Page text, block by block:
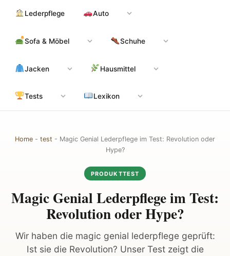
Inhalt
Lederpflege Auto
Sofa & Möbel Schuhe
Jacken Hausmittel
Tests Lexikon
Home - test - Magic Genial Lederpflege im Test: Revolution oder
Hype?
PRODUKTTEST
Magic Genial Lederpflege im Test:
Revolution oder Hype?
Wir haben die magic genial lederpflege geprüft:
Ist sie die Revolution? Unser Test zeigt die